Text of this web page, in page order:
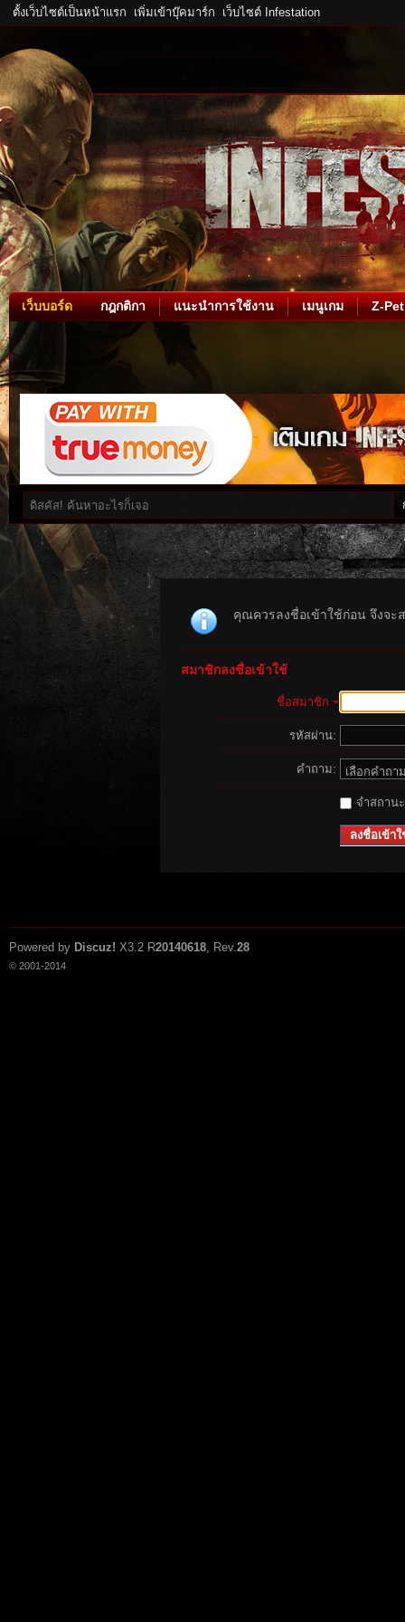
ตั้งเว็บไซต์เป็นหน้าแรก เพิ่มเข้าบุ๊คมาร์ก เว็บไซต์ Infestation
เว็บบอร์ด กฎกติกา แนะนำการใช้งาน เมนูเกม Z-Pet
คุณควรลงชื่อเข้าใช้ก่อน จึงจะ
สมาชิกลงชื่อเข้าใช้
ชื่อสมาชิก
รหัสผ่าน:
คำถาม:
จำสถาน
ลงชื่อเข้าใ
Powered by Discuz! X3.2 R20140618, Rev.28
© 2001-2014